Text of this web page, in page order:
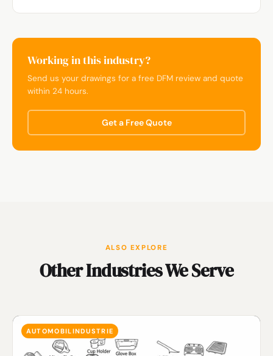
Working in this industry?
Send us your drawings for a free DFM review and quote
within 24 hours.
Get a Free Quote
ALSO EXPLORE
Other Industries We Serve
AUTOMOBILINDUSTRIE